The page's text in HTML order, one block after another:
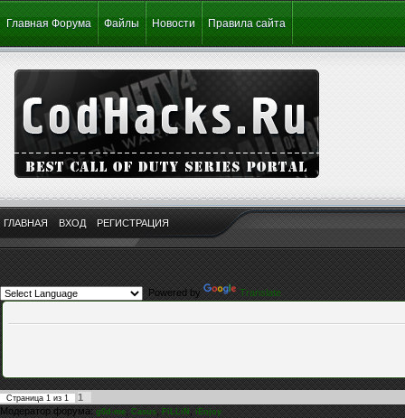
Главная Форума Файлы Новости Правила сайта
ГЛАВНАЯ ВХОД РЕГИСТРАЦИЯ
Powered by Translate
Страница 1 из 1
1
Модератор форума:g0d-me,Casus, FiLLiN,iEnjoy